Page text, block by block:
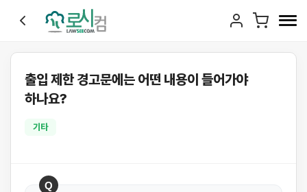
출입 제한 경고문에는 어떤 내용이 들어가야
하나요?
기타
Q